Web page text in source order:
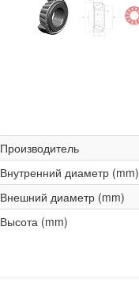
Производитель
Внутренний диаметр (mm)
Внешний диаметр (mm)
Высота (mm)